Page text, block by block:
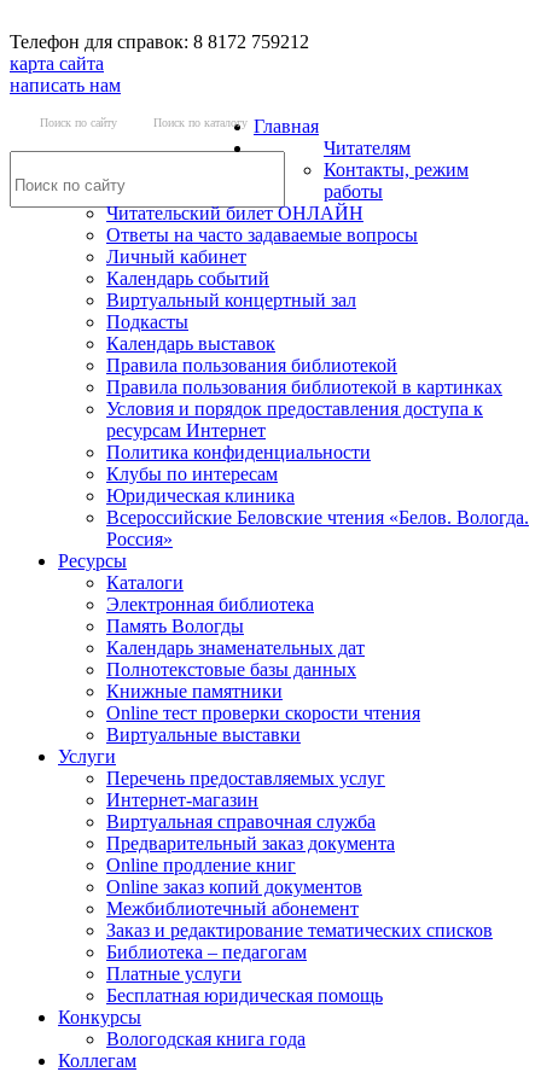
Телефон для справок: 8 8172 759212
карта сайта
написать нам
Поиск по сайту Поиск по каталогу Главная
Читателям
Контакты, режим
работы
Читательский билет ОНЛАЙН
Ответы на часто задаваемые вопросы
Личный кабинет
Календарь событий
Виртуальный концертный зал
Подкасты
Календарь выставок
Правила пользования библиотекой
Правила пользования библиотекой в картинках
Условия и порядок предоставления доступа к
ресурсам Интернет
Политика конфиденциальности
Клубы по интересам
Юридическая клиника
Всероссийские Беловские чтения «Белов. Вологда.
Россия»
Ресурсы
Каталоги
Электронная библиотека
Память Вологды
Календарь знаменательных дат
Полнотекстовые базы данных
Книжные памятники
Online тест проверки скорости чтения
Виртуальные выставки
Услуги
Перечень предоставляемых услуг
Интернет-магазин
Виртуальная справочная служба
Предварительный заказ документа
Online продление книг
Online заказ копий документов
Межбиблиотечный абонемент
Заказ и редактирование тематических списков
Библиотека – педагогам
Платные услуги
Бесплатная юридическая помощь
Конкурсы
Вологодская книга года
Коллегам